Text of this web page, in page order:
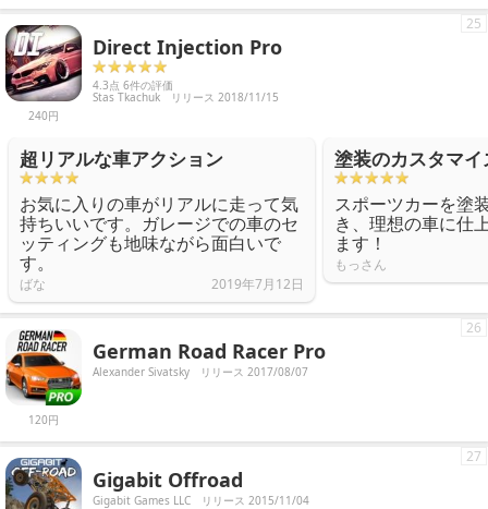
240円
Direct Injection Pro
4.3点 6件の評価
Stas Tkachuk リリース 2018/11/15
25
超リアルな車アクション
お気に入りの車がリアルに走って気
持ちいいです。ガレージでの車のセ
ッティングも地味ながら面白いで
す。
ばな 2019年7月12日
塗装のカスタマイ
スポーツカーを塗
き、理想の車に仕
ます！
もっさん
120円
German Road Racer Pro
Alexander Sivatsky リリース 2017/08/07
26
Gigabit Offroad
Gigabit Games LLC リリース 2015/11/04
27